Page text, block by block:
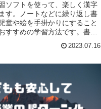
ソフトを使って、楽しく漢字
す。ノートなどに繰り返し書
童や絵を手掛かりにすること
すすめの学習方法です。書き
2023.07.16